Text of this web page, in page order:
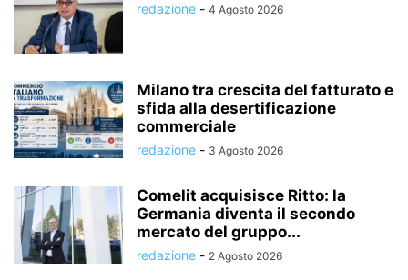
redazione - 4 Agosto 2026
Milano tra crescita del fatturato e
sfida alla desertificazione
commerciale
redazione - 3 Agosto 2026
Comelit acquisisce Ritto: la
Germania diventa il secondo
mercato del gruppo...
redazione - 2 Agosto 2026